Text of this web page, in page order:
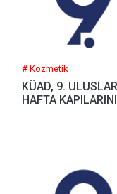
# Kozmetik
KÜAD, 9.
HAFTA